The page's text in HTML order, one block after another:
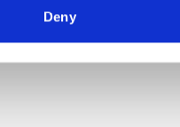
Deny
är perfekta att spara
köpa hela veckans meny